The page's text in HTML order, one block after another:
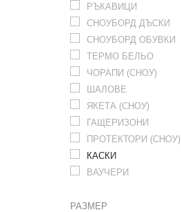
РЪКАВИЦИ
СНОУБОРД ДЪСКИ
СНОУБОРД ОБУВКИ
ТЕРМО БЕЛЬО
ЧОРАПИ (СНОУ)
ШАЛОВЕ
ЯКЕТА (СНОУ)
ГАЩЕРИЗОНИ
ПРОТЕКТОРИ (СНОУ)
КАСКИ
ВАУЧЕРИ
РАЗМЕР